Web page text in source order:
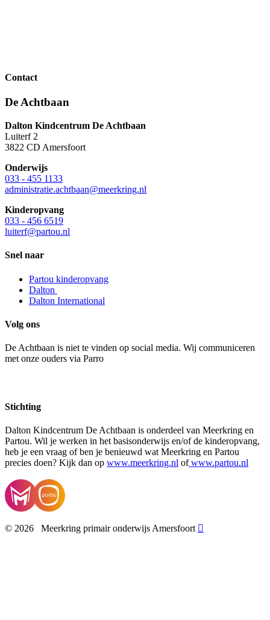
Contact
De Achtbaan
Dalton Kindcentrum De Achtbaan
Luiterf 2
3822 CD Amersfoort
Onderwijs
033 - 455 1133
administratie.achtbaan@meerkring.nl
Kinderopvang
033 - 456 6519
luiterf@partou.nl
Snel naar
Partou kinderopvang
Dalton
Dalton International
Volg ons
De Achtbaan is niet te vinden op social media. Wij communiceren
met onze ouders via Parro
Stichting
Dalton Kindcentrum De Achtbaan is onderdeel van Meerkring en
Partou. Wil je werken in het basisonderwijs en/of de kinderopvang,
heb je een vraag of ben je benieuwd wat Meerkring en Partou
precies doen? Kijk dan op www.meerkring.nl ofwww.partou.nl
© 2026 Meerkring primair onderwijs Amersfoort 